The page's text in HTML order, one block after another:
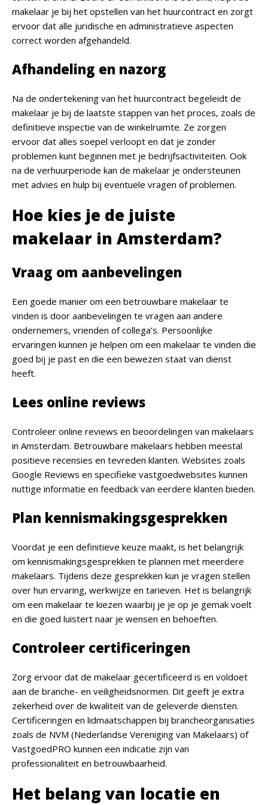
makelaar je bij het opstellen van het huurcontract en zorgt
ervoor dat alle juridische en administratieve aspecten
correct worden afgehandeld.
Afhandeling en nazorg
Na de ondertekening van het huurcontract begeleidt de
makelaar je bij de laatste stappen van het proces, zoals de
definitieve inspectie van de winkelruimte. Ze zorgen
ervoor dat alles soepel verloopt en dat je zonder
problemen kunt beginnen met je bedrijfsactiviteiten. Ook
na de verhuurperiode kan de makelaar je ondersteunen
met advies en hulp bij eventuele vragen of problemen.
Hoe kies je de juiste
makelaar in Amsterdam?
Vraag om aanbevelingen
Een goede manier om een betrouwbare makelaar te
vinden is door aanbevelingen te vragen aan andere
ondernemers, vrienden of collega’s. Persoonlijke
ervaringen kunnen je helpen om een makelaar te vinden die
goed bij je past en die een bewezen staat van dienst
heeft.
Lees online reviews
Controleer online reviews en beoordelingen van makelaars
in Amsterdam. Betrouwbare makelaars hebben meestal
positieve recensies en tevreden klanten. Websites zoals
Google Reviews en specifieke vastgoedwebsites kunnen
nuttige informatie en feedback van eerdere klanten bieden.
Plan kennismakingsgesprekken
Voordat je een definitieve keuze maakt, is het belangrijk
om kennismakingsgesprekken te plannen met meerdere
makelaars. Tijdens deze gesprekken kun je vragen stellen
over hun ervaring, werkwijze en tarieven. Het is belangrijk
om een makelaar te kiezen waarbij je je op je gemak voelt
en die goed luistert naar je wensen en behoeften.
Controleer certificeringen
Zorg ervoor dat de makelaar gecertificeerd is en voldoet
aan de branche- en veiligheidsnormen. Dit geeft je extra
zekerheid over de kwaliteit van de geleverde diensten.
Certificeringen en lidmaatschappen bij brancheorganisaties
zoals de NVM (Nederlandse Vereniging van Makelaars) of
VastgoedPRO kunnen een indicatie zijn van
professionaliteit en betrouwbaarheid.
Het belang van locatie en